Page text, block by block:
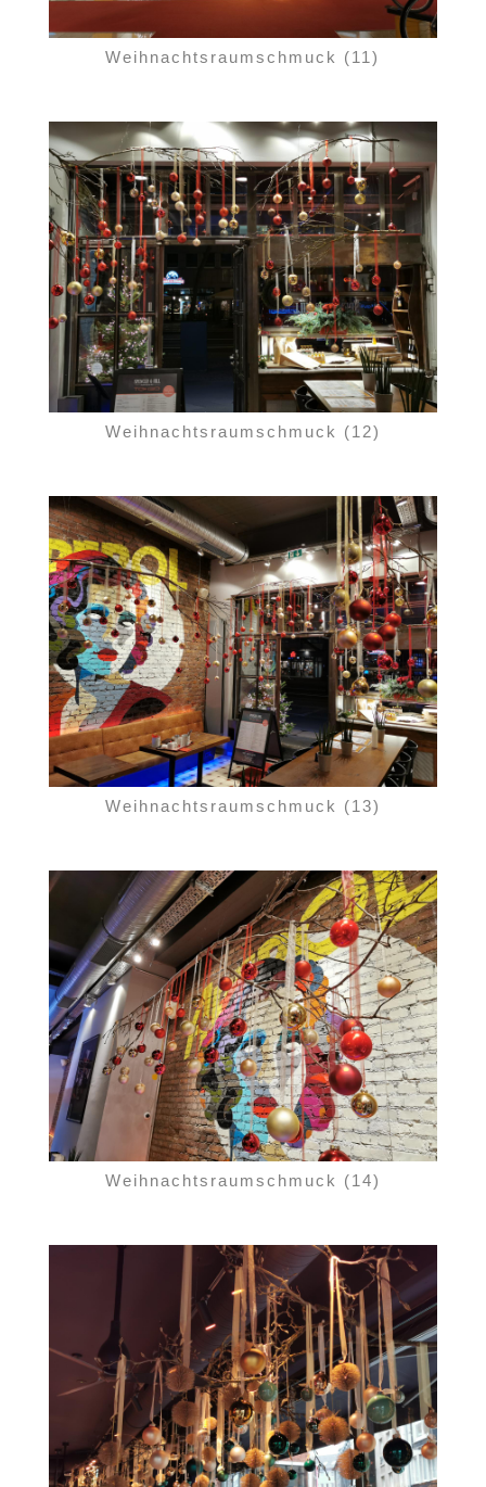
Weihnachtsraumschmuck (11)
Weihnachtsraumschmuck (12)
Weihnachtsraumschmuck (13)
Weihnachtsraumschmuck (14)